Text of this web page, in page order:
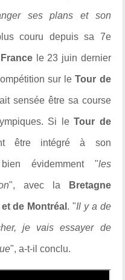
ses plans et son
couru depuis sa 7e
le 23 juin dernier
sur leTour de
sensée être sa course
Si leTour de
être intégré à son
évidemment "les
", avec la Bretagne
de Montréal . "Il y a de
je vais essayer de
",a-t-il conclu.